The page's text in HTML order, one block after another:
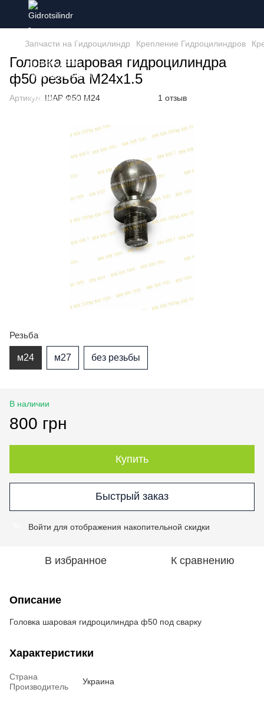
Запчасти на Гидроцилиндр Крепление Гидроцилиндров
Головка шаровая гидроцилиндра
ф50 резьба М24х1.5
Артикул: ШАР Ф50 М24 1 отзыв
Резьба
м24 м27 без резьбы
В наличии
800 грн
Купить
Быстрый заказ
Войти для отображения накопительной скидки
В избранное К сравнению
Описание
Головка шаровая гидроцилиндра ф50 под сварку
Характеристики
Страна
Производитель
Украина